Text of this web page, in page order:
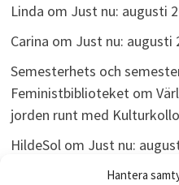
Hantera
Linda om Just nu: augusti
Carina om Just nu: augusti
Semesterhets och
Feministbiblioteketom
jorden runt med Kulturkollo
HildeSolom Just nu:
omJust nu: